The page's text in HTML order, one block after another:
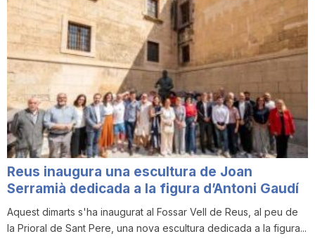
C
i
u
t
a
Reus inaugura una escultura de Joan
Serramià dedicada a la figura d’Antoni Gaudí
Aquest dimarts s'ha inaugurat al Fossar Vell de Reus, al peu de
la Prioral de Sant Pere, una nova escultura dedicada a la figura...